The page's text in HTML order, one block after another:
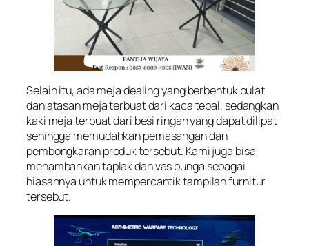
Selain itu, ada meja dealing yang berbentuk bulat
dan atasan meja terbuat dari kaca tebal, sedangkan
kaki meja terbuat dari besi ringan yang dapat dilipat
sehingga memudahkan pemasangan dan
pembongkaran produk tersebut. Kami juga bisa
menambahkan taplak dan vas bunga sebagai
hiasannya untuk mempercantik tampilan furnitur
tersebut.